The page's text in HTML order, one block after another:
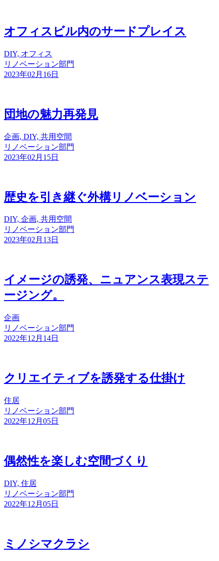
オフィスビル内のサードプレイス
DIY, オフィス
リノベーション部門
2023年02月16日
団地の魅力再発見
企画, DIY, 共用空間
リノベーション部門
2023年02月15日
歴史を引き継ぐ外構リノベーション
DIY, 企画, 共用空間
リノベーション部門
2023年02月13日
イメージの誘発、ニュアンス表現ステ
ージング。
企画
リノベーション部門
2022年12月14日
クリエイティブを誘発する仕掛け
住居
リノベーション部門
2022年12月05日
偶然性を楽しむ空間づくり
DIY, 住居
リノベーション部門
2022年12月05日
ミノシマクラシ